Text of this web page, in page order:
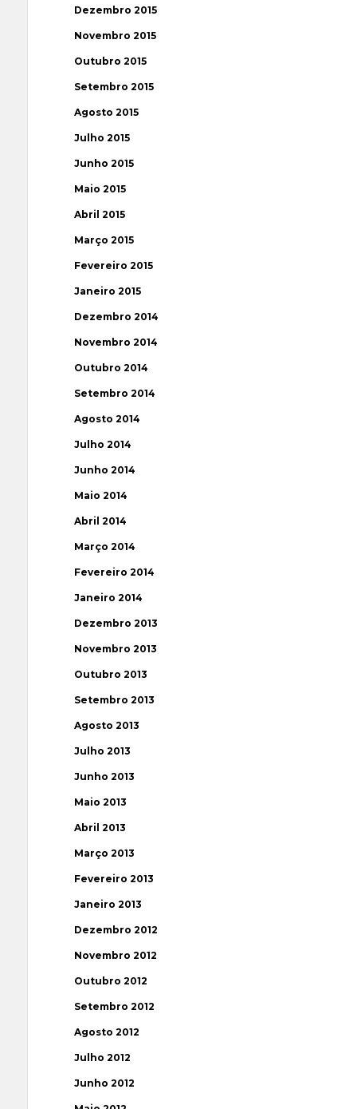
Dezembro 2015
Novembro 2015
Outubro 2015
Setembro 2015
Agosto 2015
Julho 2015
Junho 2015
Maio 2015
Abril 2015
Março 2015
Fevereiro 2015
Janeiro 2015
Dezembro 2014
Novembro 2014
Outubro 2014
Setembro 2014
Agosto 2014
Julho 2014
Junho 2014
Maio 2014
Abril 2014
Março 2014
Fevereiro 2014
Janeiro 2014
Dezembro 2013
Novembro 2013
Outubro 2013
Setembro 2013
Agosto 2013
Julho 2013
Junho 2013
Maio 2013
Abril 2013
Março 2013
Fevereiro 2013
Janeiro 2013
Dezembro 2012
Novembro 2012
Outubro 2012
Setembro 2012
Agosto 2012
Julho 2012
Junho 2012